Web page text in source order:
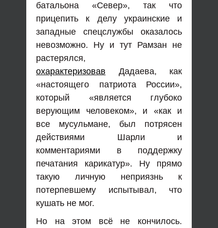
батальона «Север», так что
прицепить к делу украинские и
западные спецслужбы оказалось
невозможно. Ну и тут Рамзан не
растерялся,
охарактеризовав Дадаева, как
«настоящего патриота России»,
который «является глубоко
верующим человеком», и «как и
все мусульмане, был потрясен
действиями Шарли и
комментариями в поддержку
печатания карикатур». Ну прямо
такую личную неприязнь к
потерпевшему испытывал, что
кушать не мог.
Но на этом всё не кончилось.